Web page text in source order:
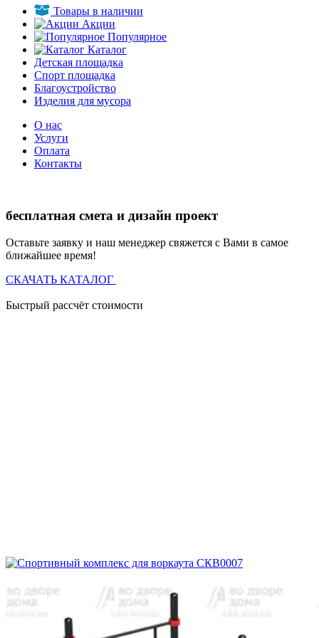
Товары в наличии
Акции
Популярное
Каталог
Детская площадка
Спорт площадка
Благоустройство
Изделия для мусора
О нас
Услуги
Оплата
Контакты
бесплатная смета и дизайн проект
Оставьте заявку и наш менеджер свяжется с Вами в самое
ближайшее время!
СКАЧАТЬ КАТАЛОГ
Быстрый рассчёт стоимости